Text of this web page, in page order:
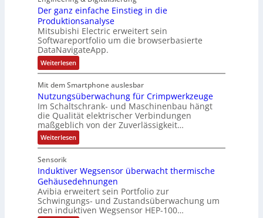
s
i
t
i
v
e
M
o
m
e
n
t
a
f
n
a
h
m
k
i
k
-
G
e
s
h
ä
f
t
f
h
r
e
r
z
S
y
s
t
è
m
s
:
Q
2
-
E
e
b
n
i
u
e
r
V
e
r
t
r
i
e
b
s
-
d
M
a
r
Der ganz einfache Einstieg in die
Produktionsanalyse
Mitsubishi Electric erweitert sein
Softwareportfolio um die browserbasierte
DataNavigateApp.
Weiterlesen:
D
r
g
a
n
z
e
i
n
c
h
e
E
i
n
Mit dem Smartphone auslesbar
Nutzungsüberwachung für Crimpwerkzeuge
Im Schaltschrank- und Maschinenbau hängt
die Qualität elektrischer Verbindungen
maßgeblich von der Zuverlässigkeit…
Weiterlesen:
N
z
u
n
g
s
ü
Sensorik
Induktiver Wegsensor überwacht thermische
Gehäusedehnungen
Avibia erweitert sein Portfolio zur
Schwingungs- und Zustandsüberwachung um
den induktiven Wegsensor HEP-100…